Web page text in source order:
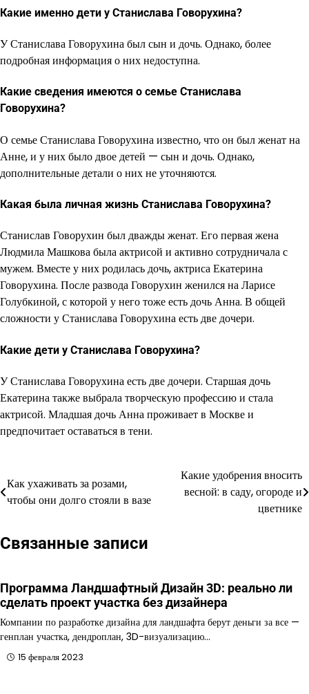
Какие именно дети у Станислава Говорухина?
У Станислава Говорухина был сын и дочь. Однако, более
подробная информация о них недоступна.
Какие сведения имеются о семье Станислава
Говорухина?
О семье Станислава Говорухина известно, что он был женат на
Анне, и у них было двое детей — сын и дочь. Однако,
дополнительные детали о них не уточняются.
Какая была личная жизнь Станислава Говорухина?
Станислав Говорухин был дважды женат. Его первая жена
Людмила Машкова была актрисой и активно сотрудничала с
мужем. Вместе у них родилась дочь, актриса Екатерина
Говорухина. После развода Говорухин женился на Ларисе
Голубкиной, с которой у него тоже есть дочь Анна. В общей
сложности у Станислава Говорухина есть две дочери.
Какие дети у Станислава Говорухина?
У Станислава Говорухина есть две дочери. Старшая дочь
Екатерина также выбрала творческую профессию и стала
актрисой. Младшая дочь Анна проживает в Москве и
предпочитает оставаться в тени.
Навигация
по
Как ухаживать за розами,
чтобы они долго стояли в вазе
Какие удобрения вносить
весной: в саду, огороде и
цветнике
Связанные записи
Программа Ландшафтный Дизайн 3D: реально ли
сделать проект участка без дизайнера
Компании по разработке дизайна для ландшафта берут деньги за все —
генплан участка, дендроплан, 3D-визуализацию…
15 февраля 2023